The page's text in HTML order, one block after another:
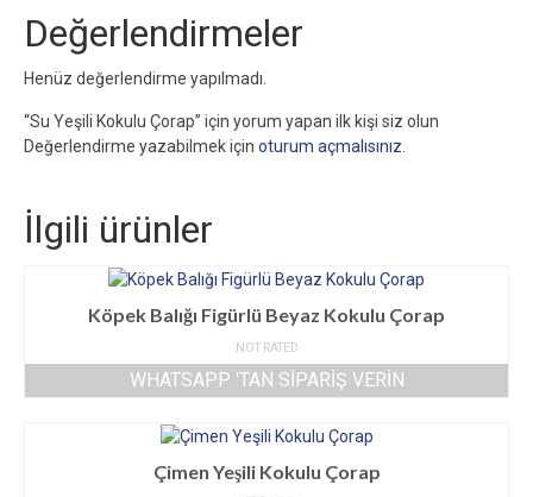
Değerlendirmeler
Henüz değerlendirme yapılmadı.
“Su Yeşili Kokulu Çorap” için yorum yapan ilk kişi siz olun
Değerlendirme yazabilmek için oturum açmalısınız
İlgili ürünler
Köpek Balığı Figürlü Beyaz Kokulu Çorap
NOT RATED
WHATSAPP 'TAN SIPARIŞ VERIN
Çimen Yeşili Kokulu Çorap